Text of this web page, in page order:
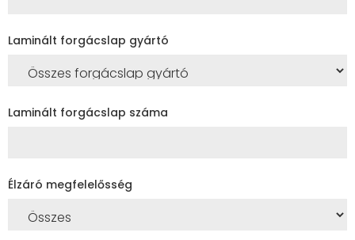
Laminált forgácslap gyártó
Laminált forgácslap száma
Élzáró megfelelősség